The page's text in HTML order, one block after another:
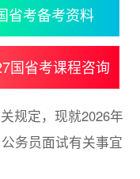
省考备考资料
国省考课程咨询
规定，现就2026年
务员面试有关事宜